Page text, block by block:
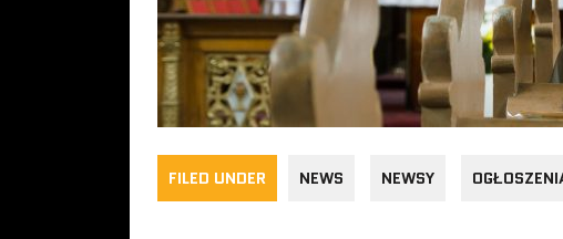
FILED UNDER NEWS NEWSY